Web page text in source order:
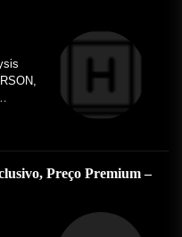
Preço Premium –